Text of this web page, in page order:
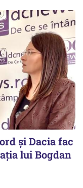
și Dacia fac
lui Bogdan